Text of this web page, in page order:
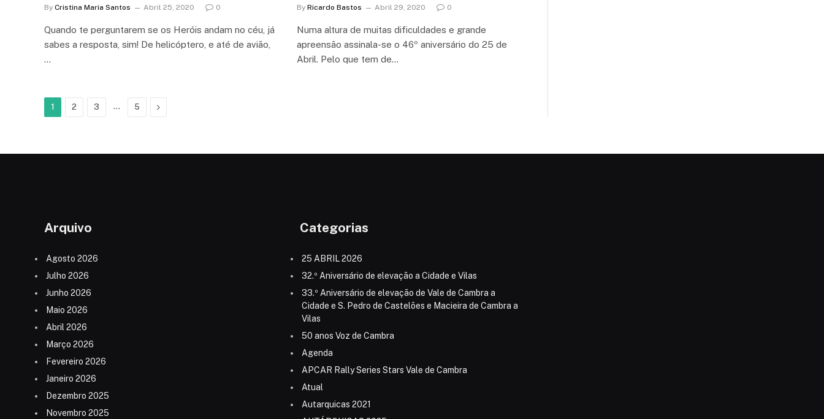
By Cristina Maria Santos Abril 25, 2020 0
Quando te perguntarem se os Heróis andam no céu, já
sabes a resposta, sim! De helicóptero, e até de avião,
…
By Ricardo Bastos Abril 29, 2020 0
Numa altura de muitas dificuldades e grande
apreensão assinala-se o 46º aniversário do 25 de
Abril. Pelo que tem de…
1 2 3 … 5 Next
Arquivo
Agosto 2026
Julho 2026
Junho 2026
Maio 2026
Abril 2026
Março 2026
Fevereiro 2026
Janeiro 2026
Dezembro 2025
Novembro 2025
Categorias
25 ABRIL 2026
32.º Aniversário de elevação a Cidade e Vilas
33.º Aniversário de elevação de Vale de Cambra a
Cidade e S. Pedro de Castelões e Macieira de Cambra a
Vilas
50 anos Voz de Cambra
Agenda
APCAR Rally Series Stars Vale de Cambra
Atual
Autarquicas 2021